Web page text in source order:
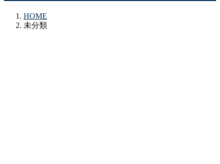
HOME
未分類